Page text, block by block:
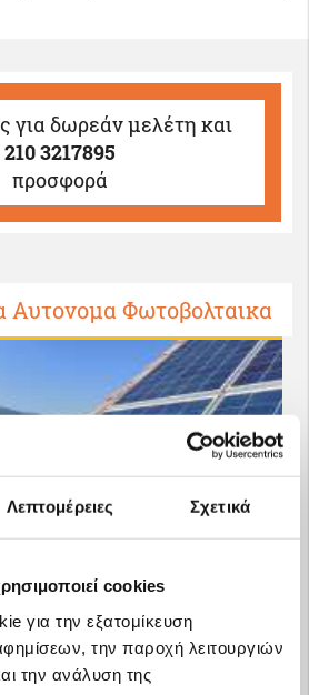
Λεπτομέρειες Σχετικά
cookies
για την εξατομίκευση
την παροχή λειτουργιών
την ανάλυση της
210 3217895
για δωρεάν μελέτη και
προσφορά
Αυτονομα Φωτοβολταικα
από τον Αέρα